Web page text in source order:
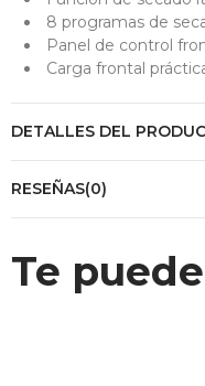
8 programas de
Panel de control
Carga frontal
DETALLES DEL
RESEÑAS(0)
Te